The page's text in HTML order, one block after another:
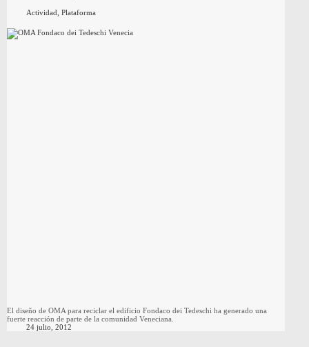
Actividad Plataforma
El diseño de OMA para reciclar el edificio Fondaco dei Tedeschi ha generado una
fuerte reacción de parte de la comunidad Veneciana.
24 julio, 2012